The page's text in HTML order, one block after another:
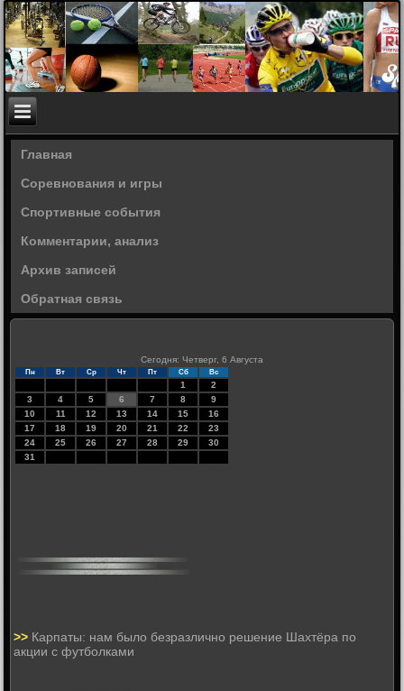
Главная
Соревнования и игры
Спортивные события
Комментарии, анализ
Архив записей
Обратная связь
Сегодня: Четверг, 6 Августа
Пн Вт Ср Чт Пт Сб Вс
1
2
3
4 5 6 7 8
9
10
11 12 13 14 15
16
17
18 19 20 21 22
23
24
25 26 27 28 29
30
31
>> Карпаты: нам было безразлично решение Шахтёра по
акции с футболками